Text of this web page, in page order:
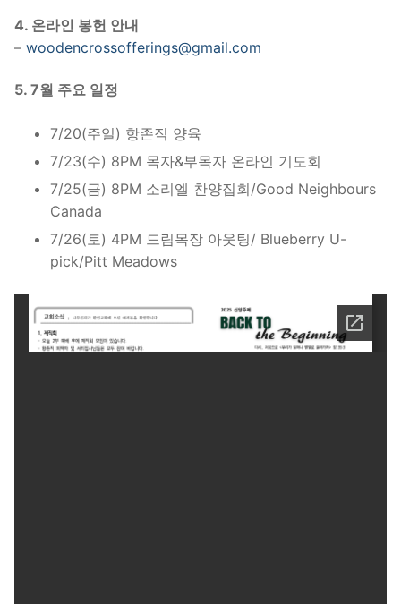
4. 온라인 봉헌 안내
– woodencrossofferings@gmail.com
5. 7월 주요 일정
7/20(주일) 항존직 양육
7/23(수) 8PM 목자&부목자 온라인 기도회
7/25(금) 8PM 소리엘 찬양집회/Good Neighbours
Canada
7/26(토) 4PM 드림목장 아웃팅/ Blueberry U-
pick/Pitt Meadows